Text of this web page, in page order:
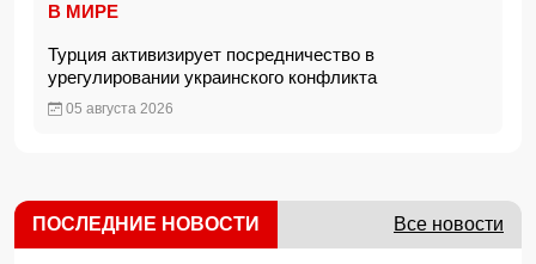
В МИРЕ
Турция активизирует посредничество в
урегулировании украинского конфликта
05 августа 2026
ПОСЛЕДНИЕ НОВОСТИ Все новости